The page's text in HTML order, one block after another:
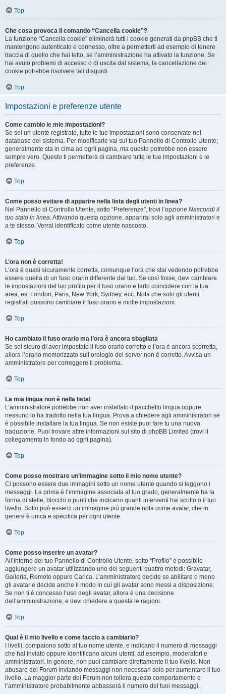
Top
Che cosa provoca il comando “Cancella cookie”?
La funzione “Cancella cookie” eliminerà tutti i cookie generati da phpBB che ti
mantengono autenticato e connesso, oltre a permetterti ad esempio di tenere
traccia di quello che hai letto, se l’amministrazione ha attivato la funzione. Se
hai avuto problemi di accesso o di uscita dal sistema, la cancellazione dei
cookie potrebbe risolvere tali disguidi.
Top
Impostazioni e preferenze utente
Come cambio le mie impostazioni?
Se sei un utente registrato, tutte le tue impostazioni sono conservate nel
database del sistema. Per modificarle vai sul tuo Pannello di Controllo Utente;
generalmente sta in cima ad ogni pagina, ma questo potrebbe non essere
sempre vero. Questo ti permetterà di cambiare tutte le tue impostazioni e le
preferenze.
Top
Come posso evitare di apparire nella lista degli utenti in linea?
Nel Pannello di Controllo Utente, sotto “Preferenze”, trovi l’opzione Nascondi il
tuo stato in linea. Attivando questa opzione, apparirai solo agli amministratori e
a te stesso. Verrai identificato come utente nascosto.
Top
L’ora non è corretta!
L’ora è quasi sicuramente corretta, comunque l’ora che stai vedendo potrebbe
essere quella di un fuso orario differente dal tuo. Se così fosse, devi cambiare
le impostazioni del tuo profilo per il fuso orario e farlo coincidere con la tua
area, es. London, Paris, New York, Sydney, ecc. Nota che solo gli utenti
registrati possono cambiare il fuso orario e molte impostazioni.
Top
Ho cambiato il fuso orario ma l’ora è ancora sbagliata
Se sei sicuro di aver impostato il fuso orario corretto e l’ora è ancora scorretta,
allora l’orario memorizzato sull’orologio del server non è corretto. Avvisa un
amministratore per correggere il problema.
Top
La mia lingua non è nella lista!
L’amministratore potrebbe non aver installato il pacchetto lingua oppure
nessuno lo ha tradotto nella tua lingua. Prova a chiedere agli amministratori se
è possibile installare la tua lingua. Se non esiste puoi fare tu una nuova
traduzione. Puoi trovare altre informazioni sul sito di phpBB Limited (trovi il
collegamento in fondo ad ogni pagina).
Top
Come posso mostrare un’immagine sotto il mio nome utente?
Ci possono essere due immagini sotto un nome utente quando si leggono i
messaggi. La prima è l’immagine associata al tuo grado, generalmente ha la
forma di stelle, blocchi o punti che indicano quanti interventi hai scritto o il tuo
livello. Sotto può esserci un’immagine più grande nota come avatar, che in
genere è unica e specifica per ogni utente.
Top
Come posso inserire un avatar?
All’interno del tuo Pannello di Controllo Utente, sotto “Profilo” è possibile
aggiungere un avatar utilizzando uno dei seguenti quattro metodi: Gravatar,
Galleria, Remoto oppure Carica. L’amministratore decide se abilitare o meno
gli avatar e decide anche il modo in cui gli avatar sono messi a disposizione.
Se non ti è concesso l’uso degli avatar, allora è una decisione
dell’amministrazione, e devi chiedere a questa le ragioni.
Top
Qual è il mio livello e come faccio a cambiarlo?
I livelli, compaiono sotto al tuo nome utente, e indicano il numero di messaggi
che hai inviato oppure identificano alcuni utenti, ad esempio, moderatori e
amministratori. In genere, non puoi cambiare direttamente il tuo livello. Non
abusare del Forum inviando messaggi non necessari solo per aumentare il tuo
livello. La maggior parte dei Forum non tollera questo comportamento e
l’amministratore probabilmente abbasserà il numero dei tuoi messaggi.